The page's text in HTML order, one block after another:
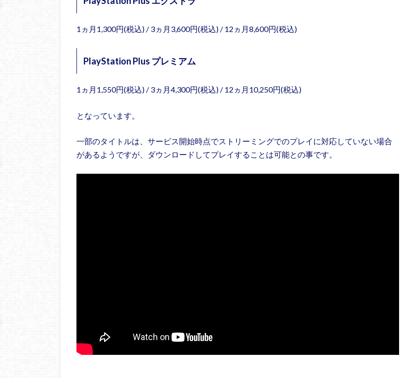
1ヵ月1,300円(税込) / 3ヵ月3,600円(税込) / 12ヵ月8,600円(税込)
PlayStation Plus プレミアム
1ヵ月1,550円(税込) / 3ヵ月4,300円(税込) / 12ヵ月10,250円(税込)
となっています。
一部のタイトルは、サービス開始時点でストリーミングでのプレイに対応していない場合
があるようですが、ダウンロードしてプレイすることは可能との事です。